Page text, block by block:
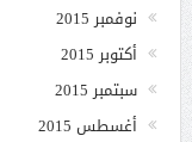
نوفمبر 2015
أكتوبر 2015
سبتمبر 2015
أغسطس 2015